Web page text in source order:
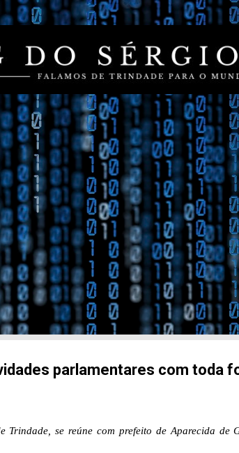
Pular para o conteúdo principal
parlamentares com toda
Trindade, se reúne com prefeito de Aparecida de